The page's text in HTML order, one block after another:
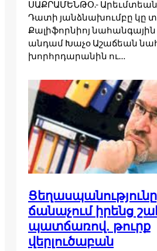
ՍԱՔՐԱՄԵՆԹՕ.- Արեւմտեան
Դատի յանձնախումբը կը
Քալիֆորնիոյ
անդամ Խաչօ Աշաճեան
խորհրդարանին ու…
Ցեղասպանությունը
ճանաչում իրենց
պատճառով. թուրք
վերլուծաբան